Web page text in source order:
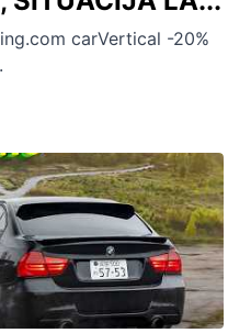
carVertical -20%